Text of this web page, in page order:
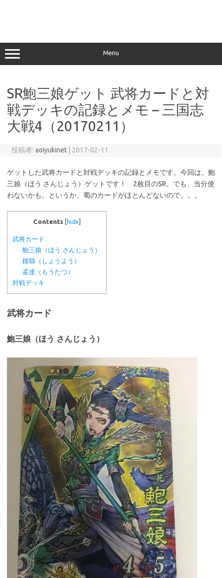
Menu
SR鮑三娘ゲット 武将カードと対
戦デッキの記録とメモ – 三国志
大戦4（20170211）
投稿者: aoiyukinet 2017-02-11
ゲットした武将カードと対戦デッキの記録とメモです。今回は、鮑
三娘（ほう さんじょう）ゲットです！ 2枚目のSR。でも、当分使
わないかも。というか、蜀のカードがほとんどないので。。。
Contents [ hide
武将カード
鮑三娘（ほう さんじょう）
鍾繇（しょうよう）
孟達（もうたつ）
対戦デッキ
武将カード
鮑三娘（ほう さんじょう）